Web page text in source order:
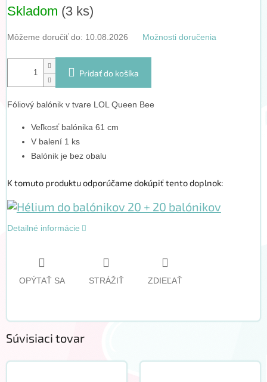
Skladom (3 ks)
Môžeme doručiť do: 10.08.2026 Možnosti doručenia
Pridať do košíka
Fóliový balónik v tvare LOL Queen Bee
Veľkosť balónika 61 cm
V balení 1 ks
Balónik je bez obalu
K tomuto produktu odporúčame dokúpiť tento doplnok:
Detailné informácie
OPÝTAŤ SA STRÁŽIŤ ZDIEĽAŤ
Súvisiaci tovar